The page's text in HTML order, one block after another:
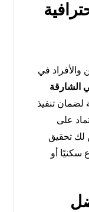
والأفراد في
الشارقة
لضمان تنفيذ
على
تحقيق
سكنيًا أو